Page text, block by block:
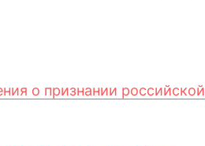
о признании российской